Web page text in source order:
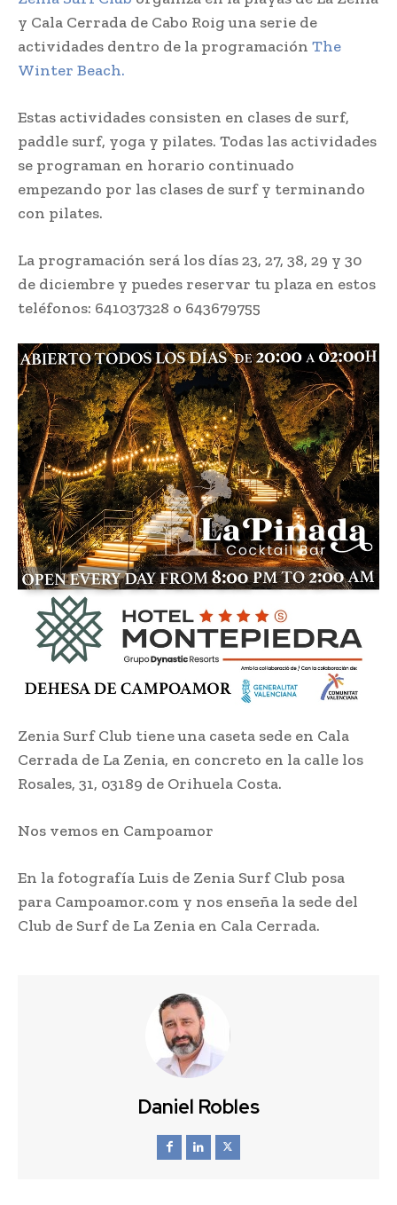
y Cala Cerrada de Cabo Roig una serie de
actividades dentro de la programación The
Winter Beach.
Estas actividades consisten en clases de surf,
paddle surf, yoga y pilates. Todas las actividades
se programan en horario continuado
empezando por las clases de surf y terminando
con pilates.
La programación será los días 23, 27, 38, 29 y 30
de diciembre y puedes reservar tu plaza en estos
teléfonos: 641037328 o 643679755
Zenia Surf Club tiene una caseta sede en Cala
Cerrada de La Zenia, en concreto en la calle los
Rosales, 31, 03189 de Orihuela Costa.
Nos vemos en Campoamor
En la fotografía Luis de Zenia Surf Club posa
para Campoamor.com y nos enseña la sede del
Club de Surf de La Zenia en Cala Cerrada.
Daniel Robles